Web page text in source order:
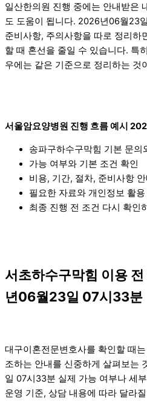
일산한의원 진행 중에는 안내받은
도 도움이 됩니다. 2026년06월23
준비사항, 주의사항을 따로 정리하
할 때 혼선을 줄일 수 있습니다. 특
우에는 같은 기준으로 정리하는 것
서울암요양병원 진행 흐름 예시
송파구하수구막힘 기본 문의
가능 여부와 기본 조건 확인
비용, 기간, 절차, 준비사항
필요한 자료와 개인정보 활용
최종 진행 전 조건 다시 확인
서초하수구막힘 이용
년06월23일 07시33분
대구이혼전문변호사를 확인할 때
조하는 안내를 신중하게 살펴보는
일 07시33분 실제 가능 여부나 세
운영 기준, 상담 내용에 따라 달라